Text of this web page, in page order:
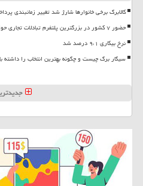
کالابرگ برخی خانوارها شارژ شد تغییر زمانبندی
حضور ۷ کشور در بزرگترین پلتفرم تبادلات تجاری حوزه ساخت وساز
نرخ بیکاری ۹،۱ درصد شد
سیگار برگ چیست و چگونه بهترین انتخاب را داشته